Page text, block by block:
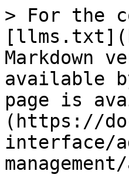
> For the
Markdown
available
page is
(https://
interface/